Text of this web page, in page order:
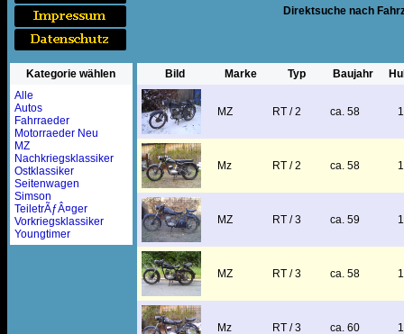
Direktsuche nach
Kategorie wählen
Alle
Autos
Fahrraeder
Motorraeder Neu
MZ
Nachkriegsklassiker
Ostklassiker
Seitenwagen
Simson
TeiletrÃƒÂ¤ger
Vorkriegsklassiker
Youngtimer
Bild Marke Typ Baujahr
MZ RT / 2 ca. 58
Mz RT / 2 ca. 58
MZ RT / 3 ca. 59
MZ RT / 3 ca. 58
Mz RT / 3 ca. 60